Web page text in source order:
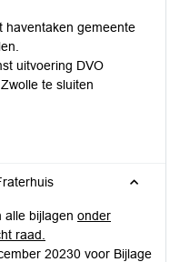
haventaken gemeente
uitvoering DVO
te sluiten
alle bijlagen onder
raad.
20230 voor Bijlage